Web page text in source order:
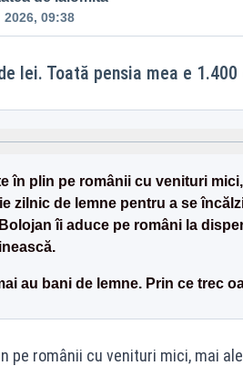
2026, 09:38
lei. Toată pensia mea e 1.400
în plin pe românii cu venituri
zilnic de lemne pentru a se
îi aduce pe români la
au bani de lemne. Prin ce trec
pe românii cu venituri mici, mai